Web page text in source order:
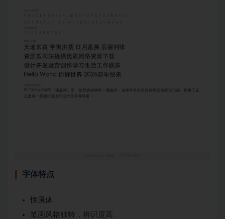
字体特点
懐風体
笔画风格独特，辨识度高